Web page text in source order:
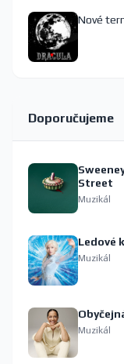
Nové
Doporučujeme
Street
Muzikál
Ledové
Muzikál
Muzikál